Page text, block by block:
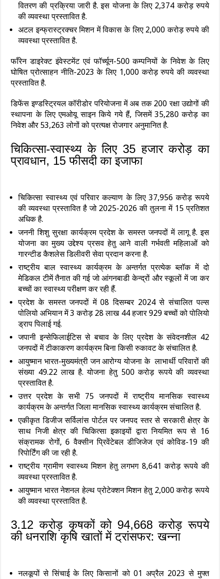
वितरण की प्रक्रिया जारी है. इस योजना के लिए 2,374 करोड़ रुपये
की व्यवस्था प्रस्तावित है.
अटल इन्फ्रास्ट्रक्चर मिशन में विकास के लिए 2,000 करोड़ रुपये की
व्यवस्था प्रस्तावित है.
फॉंरेन डाइरेक्ट इंवेस्‍टमेंट एवं फॉर्च्‍यून-500 कम्पनियों के निवेश के लिए
घोषित प्रोत्साहन नीति-2023 के लिए 1,000 करोड़ रुपये की व्‍यवस्‍था
प्रस्‍तावित है.
डिफेंस इण्डस्ट्रियल कॉरीडोर परियोजना में अब तक 200 रक्षा उद्योगों की
स्थापना के लिए एमओयू साइन किये गये हैं, जिसमें 35,280 करोड़ का
निवेश और 53,263 लोगों को प्रत्यक्ष रोजगार अनुमानित है.
चिकित्‍सा-स्‍वास्‍थ्‍य के लिए 35 हजार करोड़ का
प्रावधान, 15 फीसदी का इजाफा
चिकित्सा स्वास्थ्य एवं परिवार कल्याण के लिए 37,956 करोड़ रूपये
की व्यवस्था प्रस्तावित है जो 2025-2026 की तुलना में 15 प्रतिशत
अधिक है.
जननी शिशु सुरक्षा कार्यक्रम प्रदेश के समस्त जनपदों में लागू है. इस
योजना का मुख्य उद्देश्य प्रसव हेतु आने वाली गर्भवती महिलाओं को
गारन्टीड कैशलेस डिलीवरी सेवा प्रदान करना है.
राष्ट्रीय बाल स्वास्थ्य कार्यक्रम के अन्तर्गत प्रत्येक ब्लॉक में दो
मेडिकल टीमें तैनात की गई जो आंगनबाडी केन्द्रों और स्कूलों में जा कर
बच्चों का स्वास्थ्य परीक्षण कर रही हैं.
प्रदेश के समस्त जनपदों में 08 दिसम्बर 2024 से संचालित पल्स
पोलियो अभियान में 3 करोड़ 28 लाख 44 हजार 929 बच्चों को पोलियो
ड्राप पिलाई गई.
जपानी इन्सेफिलाईटिस से बचाव के लिए प्रदेश के संवेदनशील 42
जनपदों में टीकाकरण कार्यक्रम बिना किसी रुकावट के संचालित है.
आयुष्मान भारत-मुख्यमंत्री जन आरोग्य योजना के लाभार्थी परिवारों की
संख्या 49.22 लाख है. योजना हेतु 500 करोड़ रूपये की व्यवस्था
प्रस्तावित है.
उत्तर प्रदेश के सभी 75 जनपदों में राष्ट्रीय मानसिक स्वास्थ्य
कार्यक्रम के अन्तर्गत जिला मानसिक स्वास्थ्य कार्यक्रम संचालित है.
एकीकृत डिजीज सर्विलांस पोर्टल पर जनपद स्तर से सरकारी क्षेत्र के
साथ निजी क्षेत्र की चिकित्सा इकाइयों द्वारा नियमित रूप से 16
संक्रामक रोगों, 6 वैक्सीन प्रिवेंटेबल डीजिजेज एवं कोविड-19 की
रिपोर्टिंग की जा रही है.
राष्ट्रीय ग्रामीण स्वास्थ्य मिशन हेतु लगभग 8,641 करोड़ रूपये की
व्यवस्था प्रस्तावित है.
आयुष्मान भारत नेशनल हेल्थ प्रोटेक्शन मिशन हेतु 2,000 करोड़ रूपये
की व्यवस्था प्रस्तावित है.
3.12 करोड़ कृषकों को 94,668 करोड़ रूपये
की धनराशि कृषि खातों में ट्रांसफर: खन्‍ना
नलकूपों से सिंचाई के लिए किसानों को 01 अप्रैल 2023 से मुफ्त